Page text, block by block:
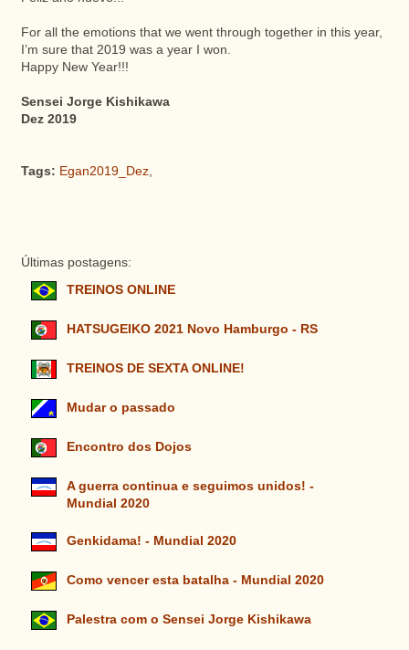
For all the emotions that we went through together in this year,
I’m sure that 2019 was a year I won.
Happy New Year!!!
Sensei Jorge Kishikawa
Dez 2019
Tags: Egan2019_Dez,
Últimas postagens:
TREINOS ONLINE
HATSUGEIKO 2021 Novo Hamburgo - RS
TREINOS DE SEXTA ONLINE!
Mudar o passado
Encontro dos Dojos
A guerra continua e seguimos unidos! -
Mundial 2020
Genkidama! - Mundial 2020
Como vencer esta batalha - Mundial 2020
Palestra com o Sensei Jorge Kishikawa